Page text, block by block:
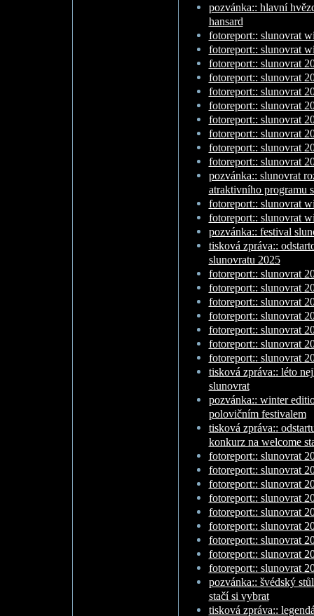
pozvánka:: hlavní
hansard
fotoreport:: slunovrat
fotoreport:: slunovrat
fotoreport:: slunovrat
fotoreport:: slunovrat
fotoreport:: slunovrat
fotoreport:: slunovrat
fotoreport:: slunovrat
fotoreport:: slunovrat
fotoreport:: slunovrat
fotoreport:: slunovrat
pozvánka:: slunovrat
atraktivního programu
fotoreport:: slunovrat
fotoreport:: slunovrat
pozvánka:: festival
tisková zpráva::
slunovratu 2025
fotoreport:: slunovrat
fotoreport:: slunovrat
fotoreport:: slunovrat
fotoreport:: slunovrat
fotoreport:: slunovrat
fotoreport:: slunovrat
fotoreport:: slunovrat
tisková zpráva:: léto
slunovrat
pozvánka:: winter
polovičním festivalem
tisková zpráva::
konkurz na welcome
fotoreport:: slunovrat
fotoreport:: slunovrat
fotoreport:: slunovrat
fotoreport:: slunovrat
fotoreport:: slunovrat
fotoreport:: slunovrat
fotoreport:: slunovrat
fotoreport:: slunovrat
fotoreport:: slunovrat
pozvánka:: švédský
stačí si vybrat
tisková zpráva::